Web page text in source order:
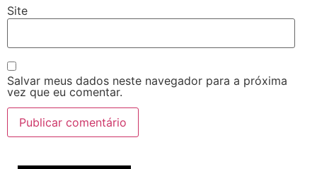
Site
Salvar meus dados neste navegador para a próxima
vez que eu comentar.